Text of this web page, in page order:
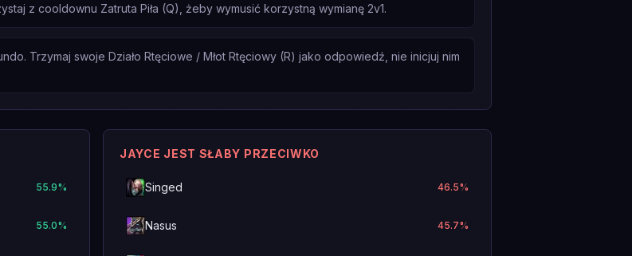
z cooldownu Zatruta Piła (Q), żeby wymusić korzystną wymianę 2v1.
Trzymaj swoje Działo Rtęciowe / Młot Rtęciowy (R) jako odpowiedź, nie inicjuj nim
55.9%
55.0%
JAYCE JEST SŁABY PRZECIWKO
Singed 46.5%
Nasus 45.7%